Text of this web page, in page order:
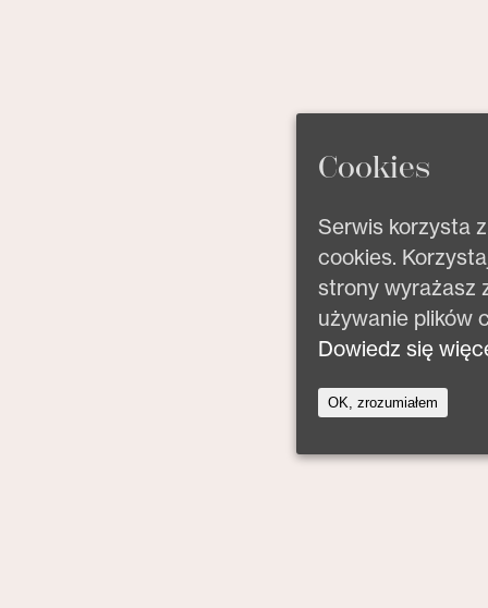
Cookies
Serwis korzysta
cookies.
strony wyrażasz
używanie plików
Dowiedz się
OK, zrozumiałem